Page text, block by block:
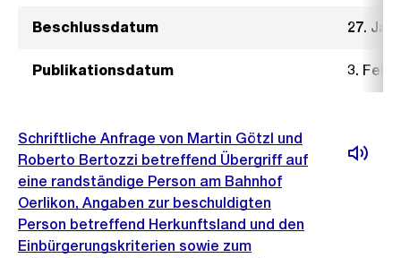
Beschlussdatum 27.
Publikationsdatum 3.
Schriftliche Anfrage von Martin Götzl und
Roberto Bertozzi betreffend Übergriff auf
eine randständige Person am Bahnhof
Oerlikon, Angaben zur beschuldigten
Person betreffend Herkunftsland und den
Einbürgerungskriterien sowie zum